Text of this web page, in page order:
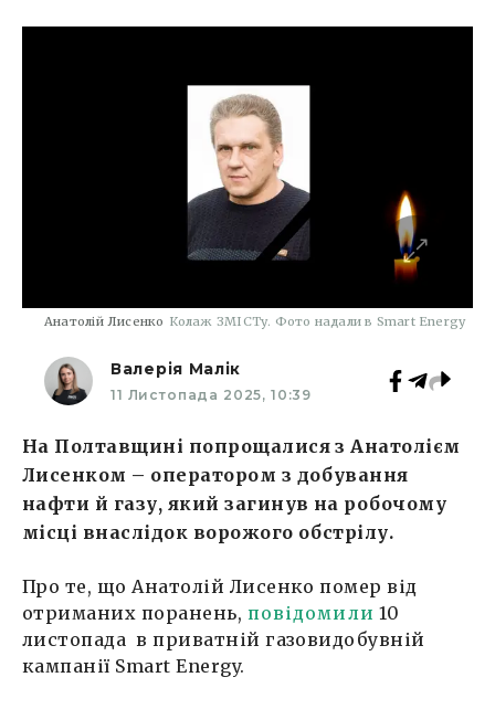
Анатолій Лисенко Колаж ЗМІСТу. Фото надали в Smart Energy
Валерія Малік
11 Листопада 2025, 10:39
На Полтавщині попрощалися з Анатолієм
Лисенком – оператором з добування
нафти й газу, який загинув на робочому
місці внаслідок ворожого обстрілу.
Про те, що Анатолій Лисенко помер від
отриманих поранень, повідомили 10
листопада в приватній газовидобувній
кампанії Smart Energy.